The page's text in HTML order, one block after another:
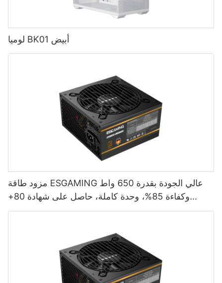
لوميا BK01 أبيض
مزود طاقة ESGAMING عالي الجودة بقدرة 650 واط
وكفاءة 85%، وحدة كاملة، حاصل على شهادة 80+
برونزية لأجهزة الكمبيوتر المكتبية ESB650W